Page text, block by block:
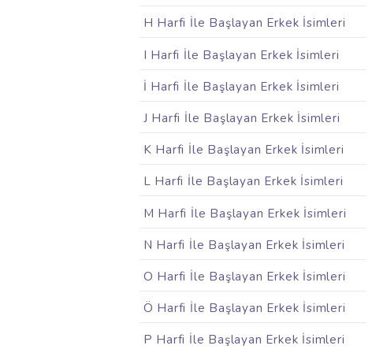
H Harfi İle Başlayan Erkek İsimleri
I Harfi İle Başlayan Erkek İsimleri
İ Harfi İle Başlayan Erkek İsimleri
J Harfi İle Başlayan Erkek İsimleri
K Harfi İle Başlayan Erkek İsimleri
L Harfi İle Başlayan Erkek İsimleri
M Harfi İle Başlayan Erkek İsimleri
N Harfi İle Başlayan Erkek İsimleri
O Harfi İle Başlayan Erkek İsimleri
Ö Harfi İle Başlayan Erkek İsimleri
P Harfi İle Başlayan Erkek İsimleri